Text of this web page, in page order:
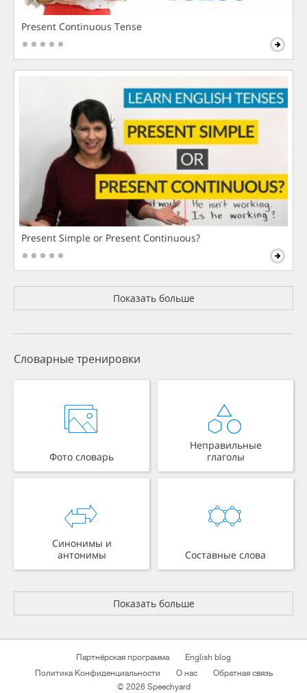
Present Continuous Tense
Present Simple or Present Continuous?
Показать больше
Словарные тренировки
Фото словарь
Неправильные
глаголы
Синонимы и
антонимы
Составные слова
Показать больше
Партнёрская программа
English blog
Политика Конфиденциальности
О нас
Обратная связь
© 2026 Speechyard